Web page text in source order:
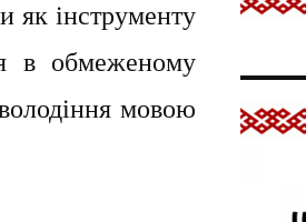
як інструменту
в обмеженому
мовою